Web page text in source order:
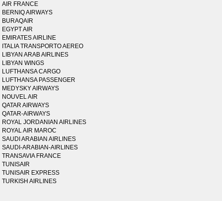
AIR FRANCE
BERNIQ AIRWAYS
BURAQAIR
EGYPT AIR
EMIRATES AIRLINE
ITALIA TRANSPORTO AEREO
LIBYAN ARAB AIRLINES
LIBYAN WINGS
LUFTHANSA CARGO
LUFTHANSA PASSENGER
MEDYSKY AIRWAYS
NOUVEL AIR
QATAR AIRWAYS
QATAR-AIRWAYS
ROYAL JORDANIAN AIRLINES
ROYAL AIR MAROC
SAUDI ARABIAN AIRLINES
SAUDI-ARABIAN-AIRLINES
TRANSAVIA FRANCE
TUNISAIR
TUNISAIR EXPRESS
TURKISH AIRLINES